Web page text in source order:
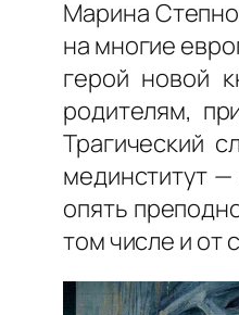
Марина
на многие
герой новой
родителям,
Трагический
мединститут
опять
том числе и от